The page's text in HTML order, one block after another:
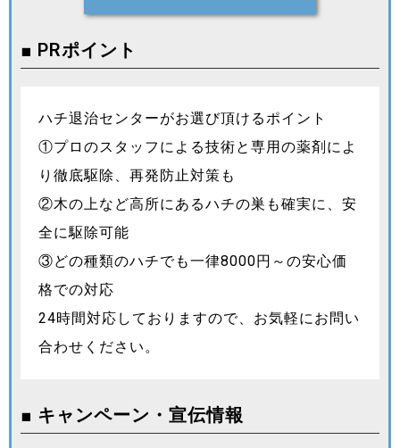
■ PRポイント
ハチ退治センターがお選び頂けるポイント
①プロのスタッフによる技術と専用の薬剤によ
り徹底駆除、再発防止対策も
②木の上など高所にあるハチの巣も確実に、安
全に駆除可能
③どの種類のハチでも一律8000円～の安心価
格での対応
24時間対応しておりますので、お気軽にお問い
合わせください。
■ キャンペーン・宣伝情報